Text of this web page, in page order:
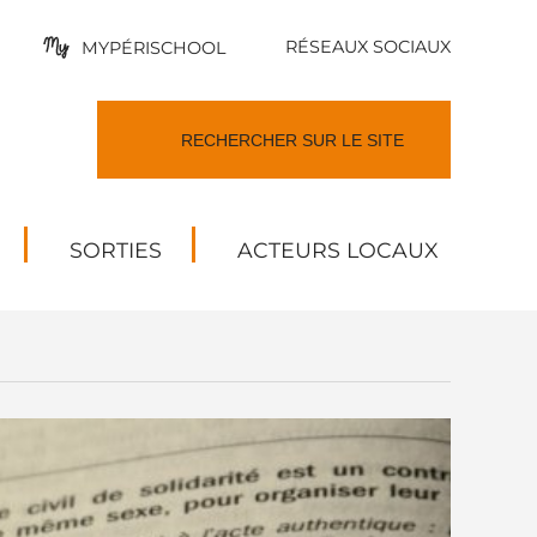
MYPÉRISCHOOL RÉSEAUX SOCIAUX
SORTIES ACTEURS LOCAUX